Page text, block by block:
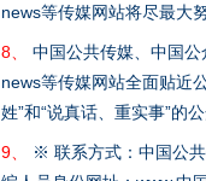
news等传媒网站将尽最大
8、
中国公共传媒、中国
news等传媒网站全面贴近
姓”和“说真话、重实事”的
9、
※ 联系方式：中国公
这是一记警钟！